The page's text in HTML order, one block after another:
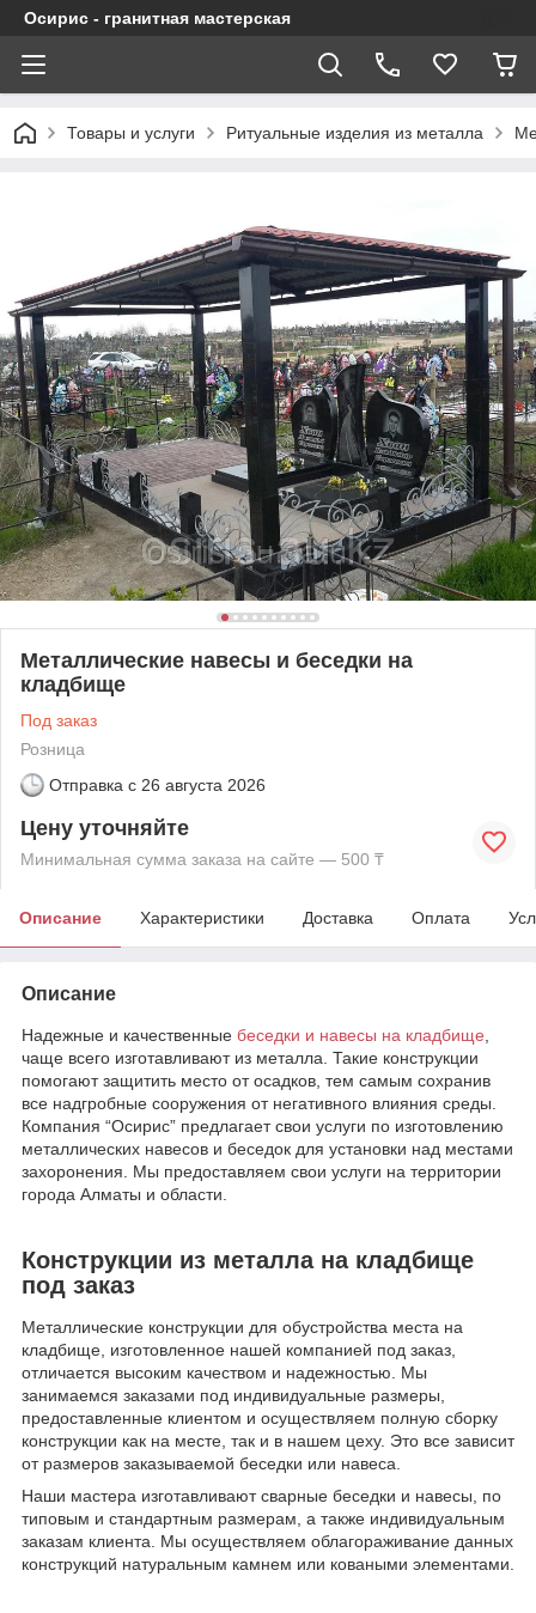
Осирис - гранитная мастерская
Товары и услуги Ритуальные изделия из металла
Металлические навесы и беседки на
кладбище
Под заказ
Розница
Отправка с 26 августа 2026
Цену уточняйте
Минимальная сумма заказа на сайте — 500 ₸
Описание Характеристики Доставка Оплата
Описание
Надежные и качественные беседки и навесы на кладбище
чаще всего изготавливают из металла. Такие конструкции
помогают защитить место от осадков, тем самым сохранив
все надгробные сооружения от негативного влияния среды.
Компания “Осирис” предлагает свои услуги по изготовлению
металлических навесов и беседок для установки над местами
захоронения. Мы предоставляем свои услуги на территории
города Алматы и области.
Конструкции из металла на кладбище
под заказ
Металлические конструкции для обустройства места на
кладбище, изготовленное нашей компанией под заказ,
отличается высоким качеством и надежностью. Мы
занимаемся заказами под индивидуальные размеры,
предоставленные клиентом и осуществляем полную сборку
конструкции как на месте, так и в нашем цеху. Это все зависит
от размеров заказываемой беседки или навеса.
Наши мастера изготавливают сварные беседки и навесы, по
типовым и стандартным размерам, а также индивидуальным
заказам клиента. Мы осуществляем облагораживание данных
конструкций натуральным камнем или коваными элементами.